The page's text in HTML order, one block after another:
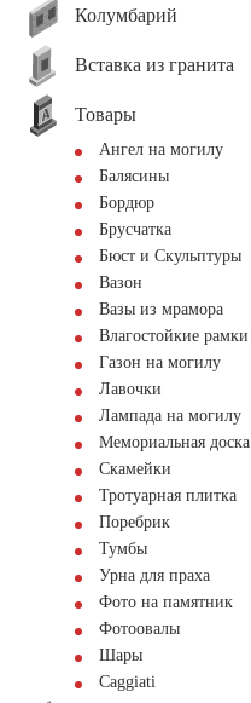
Колумбарий
Вставка из гранита
Товары
Ангел на могилу
Балясины
Бордюр
Брусчатка
Бюст и Скульптуры
Вазон
Вазы из мрамора
Влагостойкие рамки
Газон на могилу
Лавочки
Лампада на могилу
Мемориальная доска
Скамейки
Тротуарная плитка
Поребрик
Тумбы
Урна для праха
Фото на памятник
Фотоовалы
Шары
Сaggiati